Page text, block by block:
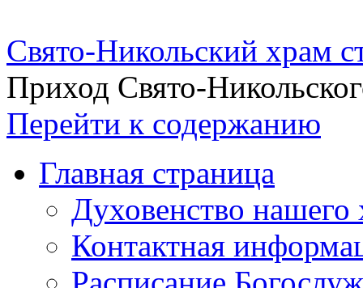
Свято-Никольский храм
Приход Свято-
Перейти к содержанию
Главная страница
Духовенство нашего
Контактная